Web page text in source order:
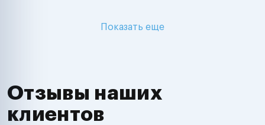
Показать еще
Отзывы наших
клиентов